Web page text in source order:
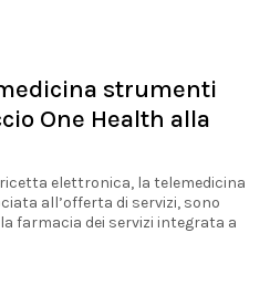
strumenti
One Health alla
elettronica, la telemedicina
all’offerta di servizi, sono
farmacia dei servizi integrata a